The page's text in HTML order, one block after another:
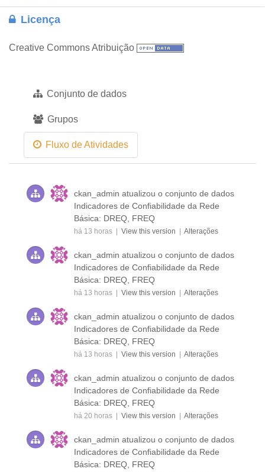
Licença
Creative Commons Atribuição
Conjunto de dados
Grupos
Fluxo de Atividades
ckan_admin atualizou o conjunto de dados
Indicadores de Confiabilidade da Rede
Básica: DREQ, FREQ
há 13 horas | View this version | Alterações
ckan_admin atualizou o conjunto de dados
Indicadores de Confiabilidade da Rede
Básica: DREQ, FREQ
há 13 horas | View this version | Alterações
ckan_admin atualizou o conjunto de dados
Indicadores de Confiabilidade da Rede
Básica: DREQ, FREQ
há 13 horas | View this version | Alterações
ckan_admin atualizou o conjunto de dados
Indicadores de Confiabilidade da Rede
Básica: DREQ, FREQ
há 20 horas | View this version | Alterações
ckan_admin atualizou o conjunto de dados
Indicadores de Confiabilidade da Rede
Básica: DREQ, FREQ